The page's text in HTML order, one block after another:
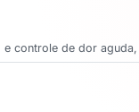
controle de dor